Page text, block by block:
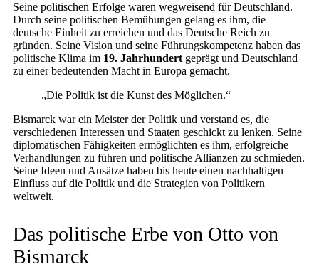
Seine politischen Erfolge waren wegweisend für Deutschland.
Durch seine politischen Bemühungen gelang es ihm, die
deutsche Einheit zu erreichen und das Deutsche Reich zu
gründen. Seine Vision und seine Führungskompetenz haben das
politische Klima im 19. Jahrhundert geprägt und Deutschland
zu einer bedeutenden Macht in Europa gemacht.
„Die Politik ist die Kunst des Möglichen.“
Bismarck war ein Meister der Politik und verstand es, die
verschiedenen Interessen und Staaten geschickt zu lenken. Seine
diplomatischen Fähigkeiten ermöglichten es ihm, erfolgreiche
Verhandlungen zu führen und politische Allianzen zu schmieden.
Seine Ideen und Ansätze haben bis heute einen nachhaltigen
Einfluss auf die Politik und die Strategien von Politikern
weltweit.
Das politische Erbe von Otto von
Bismarck